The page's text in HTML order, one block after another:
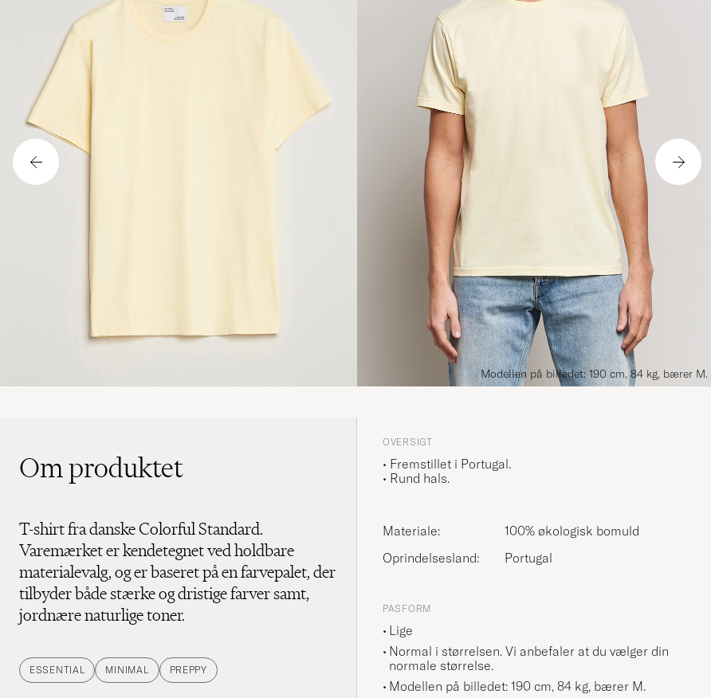
Modellen på billedet: 190 cm, 84 kg, bærer M.
Om produktet
T-shirt fra danske Colorful Standard.
Varemærket er kendetegnet ved holdbare
materialevalg, og er baseret på en farvepalet, der
tilbyder både stærke og dristige farver samt,
jordnære naturlige toner.
ESSENTIAL MINIMAL PREPPY
OVERSIGT
• Fremstillet i Portugal.
• Rund hals.
Materiale:
100% økologisk bomuld
Oprindelsesland:
Portugal
PASFORM
Lige
Normal i størrelsen. Vi anbefaler at du vælger din
normale størrelse.
Modellen på billedet: 190 cm, 84 kg, bærer M.